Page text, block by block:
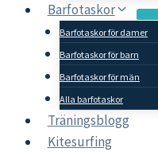
Barfotaskor
Barfotaskor för damer
Barfotaskor för barn
Barfotaskor för män
Alla barfotaskor
Träningsblogg
Kitesurfing